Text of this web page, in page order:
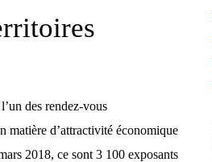
des rendez-vous
matière d’attractivité économique
2018, ce sont 3 100 exposants